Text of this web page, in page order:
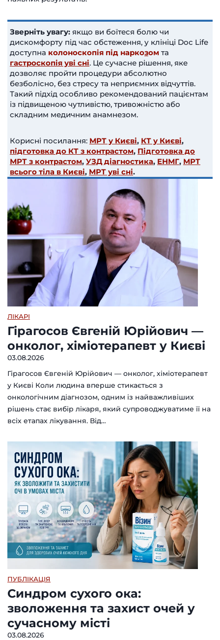
Зверніть увагу: якщо ви боїтеся болю чи
дискомфорту під час обстеження, у клініці Doc Life
доступна колоноскопія під наркозом та
гастроскопія уві сні. Це сучасне рішення, яке
дозволяє пройти процедури абсолютно
безболісно, без стресу та неприємних відчуттів.
Такий підхід особливо рекомендований пацієнтам
із підвищеною чутливістю, тривожністю або
складним медичним анамнезом.
Корисні посилання: МРТ у Києві, КТ у Києві,
підготовка до КТ з контрастом, Підготовка до
МРТ з контрастом, УЗД діагностика, ЕНМГ, МРТ
всього тіла в Києві, МРТ уві сні.
ЛІКАРІ
Гірагосов Євгеній Юрійович —
онколог, хіміотерапевт у Києві
03.08.2026
Гірагосов Євгеній Юрійович — онколог, хіміотерапевт
у Києві Коли людина вперше стикається з
онкологічним діагнозом, одним із найважливіших
рішень стає вибір лікаря, який супроводжуватиме її на
всіх етапах лікування. Від…
ПУБЛІКАЦІЯ
Синдром сухого ока:
зволоження та захист очей у
сучасному місті
03.08.2026